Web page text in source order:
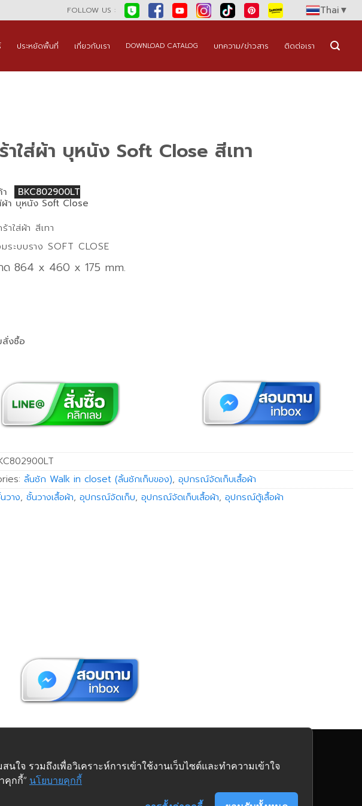
FOLLOW US : Thai▼
ประหยัดพื้นที่ เกี่ยวกับเรา DOWNLOAD CATALOG บทความ/ข่าวสาร ติดต่อเรา
าใส่ผ้า บุหนัง Soft Close สีเทา
า
BKC802900LT
ผ้า บุหนัง Soft Close
ร้าใส่ผ้า สีเทา
ระบบราง SOFT CLOSE
ด 864 x 460 x 175 mm.
งซื้อ
ลิ้นชัก Walk in closet (ลิ้นชักเก็บของ), อุปกรณ์จัดเก็บเสื้อผ้า
วาง, ชั้นวางเสื้อผ้า, อุปกรณ์จัดเก็บ, อุปกรณ์จัดเก็บเสื้อผ้า, อุปกรณ์ตู้เสื้อผ้า
ศูนย์รวมอุปกรณ์เฟอร์นิเจอร์ครบวงจร
จ รวมถึงเพื่อวิเคราะห์การเข้าใช้งานเว็บไซต์และทำความเข้าใจ
คุกกี้” นโยบายคุกกี้